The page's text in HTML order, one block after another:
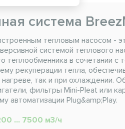
система
тепловым насосом -
системой теплового
теплообменника в сочетании с
рекуперации тепла,
так и при охлаждении.
фильтры Mini-Pleat или
автоматизации Plug&amp;Play.
... 7500 м3/ч